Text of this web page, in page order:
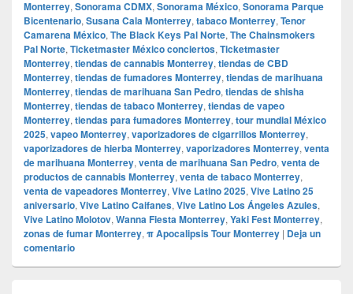
Monterrey, Sonorama CDMX, Sonorama México, Sonorama Parque
Bicentenario, Susana Cala Monterrey, tabaco Monterrey, Tenor
Camarena México, The Black Keys Pal Norte, The Chainsmokers
Pal Norte, Ticketmaster México conciertos, Ticketmaster
Monterrey, tiendas de cannabis Monterrey, tiendas de CBD
Monterrey, tiendas de fumadores Monterrey, tiendas de marihuana
Monterrey, tiendas de marihuana San Pedro, tiendas de shisha
Monterrey, tiendas de tabaco Monterrey, tiendas de vapeo
Monterrey, tiendas para fumadores Monterrey, tour mundial México
2025, vapeo Monterrey, vaporizadores de cigarrillos Monterrey,
vaporizadores de hierba Monterrey, vaporizadores Monterrey, venta
de marihuana Monterrey, venta de marihuana San Pedro, venta de
productos de cannabis Monterrey, venta de tabaco Monterrey,
venta de vapeadores Monterrey, Vive Latino 2025, Vive Latino 25
aniversario, Vive Latino Caifanes, Vive Latino Los Ángeles Azules,
Vive Latino Molotov, Wanna Fiesta Monterrey, Yaki Fest Monterrey,
zonas de fumar Monterrey, π Apocalipsis Tour Monterrey | Deja un
comentario